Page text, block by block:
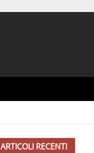
ARTICOLI RECENTI